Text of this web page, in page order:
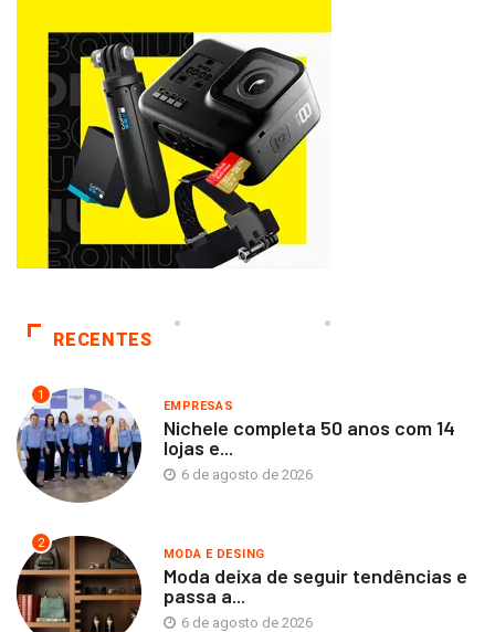
RECENTES
1
EMPRESAS
Nichele completa 50 anos com 14
lojas e...
6 de agosto de 2026
2
MODA E DESING
Moda deixa de seguir tendências e
passa a...
6 de agosto de 2026